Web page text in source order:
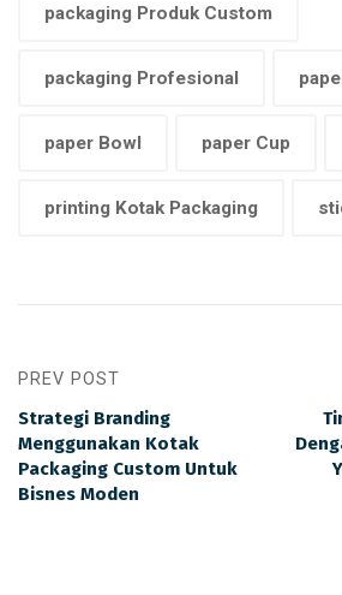
packaging Produk Custom
packaging Profesional
paper Bowl paper Cup
printing Kotak Packaging
PREV POST
Strategi Branding
Menggunakan Kotak
Packaging Custom Untuk
Bisnes Moden